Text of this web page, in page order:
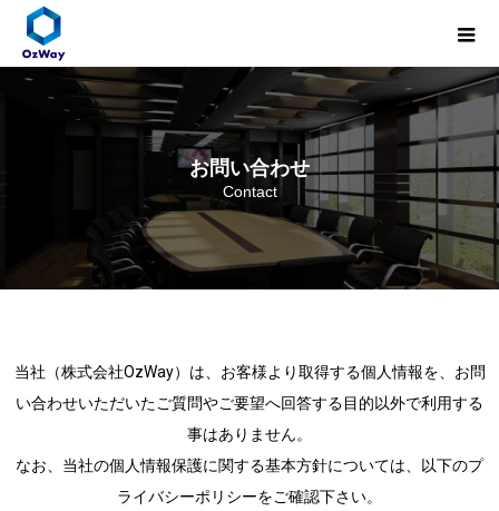
お問い合わせ
Contact
当社（株式会社OzWay）は、お客様より取得する個人情報を、お問
い合わせいただいたご質問やご要望へ回答する目的以外で利用する
事はありません。
なお、当社の個人情報保護に関する基本方針については、以下のプ
ライバシーポリシーをご確認下さい。